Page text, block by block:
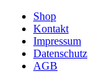
Shop
Kontakt
Impressum
Datenschutz
AGB